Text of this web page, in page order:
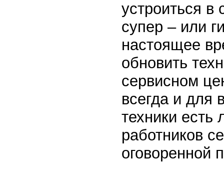
устроиться в
супер – или
настоящее
обновить
сервисном
всегда и для
техники
работников
оговоренной